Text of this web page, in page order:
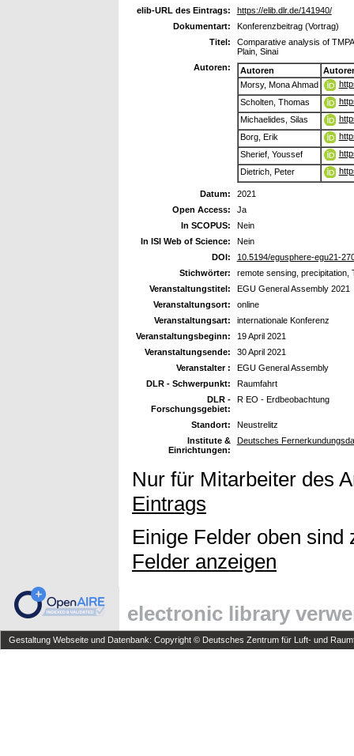
elib-URL des Eintrags:
https://elib.dlr.de/141940/
Dokumentart:
Konferenzbeitrag (Vortrag)
Titel:
Comparative analysis of
Plain, Sinai
Autoren:
Autoren
Morsy, Mona Ahmad
Scholten, Thomas
Michaelides, Silas
Borg, Erik
Sherief, Youssef
Dietrich, Peter
Datum:
2021
Open Access:
Ja
In SCOPUS:
Nein
In ISI Web of Science:
Nein
DOI:
10.5194/egusphere-egu21-
Stichwörter:
remote sensing, precipitation,
Veranstaltungstitel:
EGU General Assembly 2021
Veranstaltungsort:
online
Veranstaltungsart:
internationale Konferenz
Veranstaltungsbeginn:
19 April 2021
Veranstaltungsende:
30 April 2021
Veranstalter :
EGU General Assembly
DLR - Schwerpunkt:
Raumfahrt
DLR -
Forschungsgebiet:
R EO - Erdbeobachtung
Standort:
Neustrelitz
Institute &
Einrichtungen:
Deutsches
Nur für Mitarbeiter des
Eintrags
Einige Felder oben
Felder anzeigen
electronic library
Gestaltung Webseite und Datenbank: Copyright © Deutsches Zentrum für Luft- und